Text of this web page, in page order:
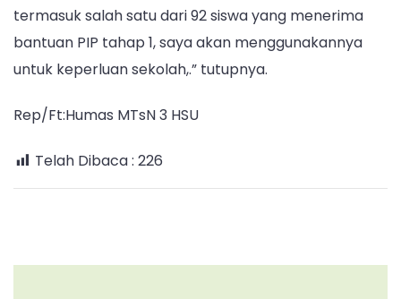
termasuk salah satu dari 92 siswa yang menerima
bantuan PIP tahap 1, saya akan menggunakannya
untuk keperluan sekolah,.” tutupnya.
Rep/Ft:Humas MTsN 3 HSU
Telah Dibaca : 226